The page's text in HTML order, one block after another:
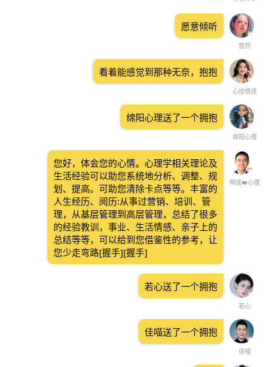
悠然
愿意倾听
心绘情感
看着能感觉到那种无奈，抱抱
绵阳心理
绵阳心理送了一个拥抱
明成❤️心理
您好，体会您的心情。心理学相关理论及
生活经验可以助您系统地分析、调整、规
划、提高。可助您清除卡点等等。丰富的
人生经历、阅历:从事过营销、培训、管
理，从基层管理到高层管理，总结了很多
的经验教训，事业、生活情感、亲子上的
总结等等，可以给到您借鉴性的参考，让
您少走弯路[握手][握手]
若心
若心送了一个拥抱
佳喵
佳喵送了一个拥抱